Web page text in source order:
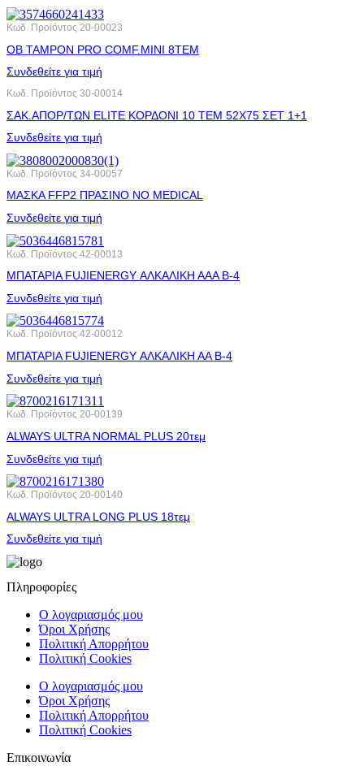
Κωδ. Προϊόντος 20-00023
OB ΤΑΜΡΟΝ PRO COMF.MINI 8ΤΕΜ
Συνδεθείτε για τιμή
Κωδ. Προϊόντος 30-00014
ΣΑΚ.ΑΠΟΡ/ΤΩΝ ELITE ΚΟΡΔΟΝΙ 10 ΤΕΜ 52X75 ΣΕΤ 1+1
Συνδεθείτε για τιμή
Κωδ. Προϊόντος 34-00057
ΜΑΣΚΑ FFP2 ΠΡΑΣΙΝΟ NO MEDICAL
Συνδεθείτε για τιμή
Κωδ. Προϊόντος 42-00013
ΜΠΑΤΑΡΙΑ FUJIENERGY ΑΛΚΑΛΙΚΗ ΑΑA Β-4
Συνδεθείτε για τιμή
Κωδ. Προϊόντος 42-00012
ΜΠΑΤΑΡΙΑ FUJIENERGY ΑΛΚΑΛΙΚΗ ΑΑ Β-4
Συνδεθείτε για τιμή
Κωδ. Προϊόντος 20-00139
ALWAYS ULTRA NORMAL PLUS 20τεμ
Συνδεθείτε για τιμή
Κωδ. Προϊόντος 20-00140
ALWAYS ULTRA LONG PLUS 18τεμ
Συνδεθείτε για τιμή
Πληροφορίες
Ο λογαριασμός μου
Όροι Χρήσης
Πολιτική Απορρήτου
Πολιτική Cookies
Ο λογαριασμός μου
Όροι Χρήσης
Πολιτική Απορρήτου
Πολιτική Cookies
Επικοινωνία